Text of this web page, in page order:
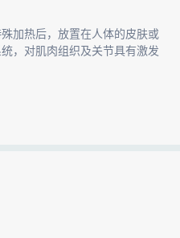
加热后，放置在人体的皮肤或
，对肌肉组织及关节具有激发